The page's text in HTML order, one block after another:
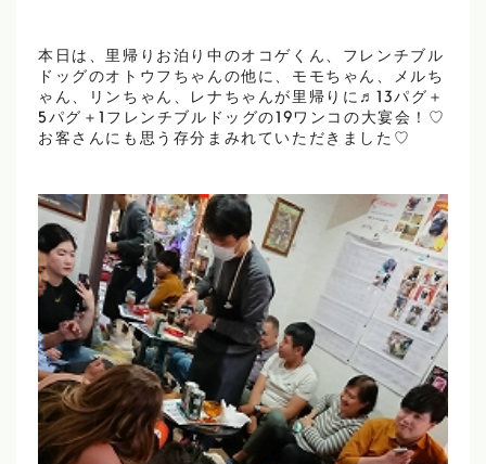
本日は、里帰りお泊り中のオコゲくん、フレンチブル
ドッグのオトウフちゃんの他に、モモちゃん、メルち
ゃん、リンちゃん、レナちゃんが里帰りに♬13パグ＋
5パグ＋1フレンチブルドッグの19ワンコの大宴会！♡
お客さんにも思う存分まみれていただきました♡